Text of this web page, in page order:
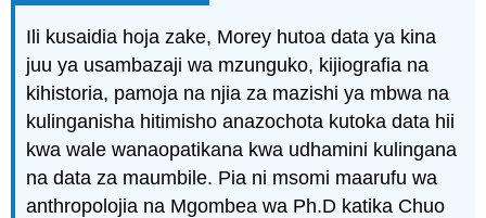
Ili kusaidia hoja zake, Morey hutoa data ya kina
juu ya usambazaji wa mzunguko, kijiografia na
kihistoria, pamoja na njia za mazishi ya mbwa na
kulinganisha hitimisho anazochota kutoka data hii
kwa wale wanaopatikana kwa udhamini kulingana
na data za maumbile. Pia ni msomi maarufu wa
anthropolojia na Mgombea wa Ph.D katika Chuo